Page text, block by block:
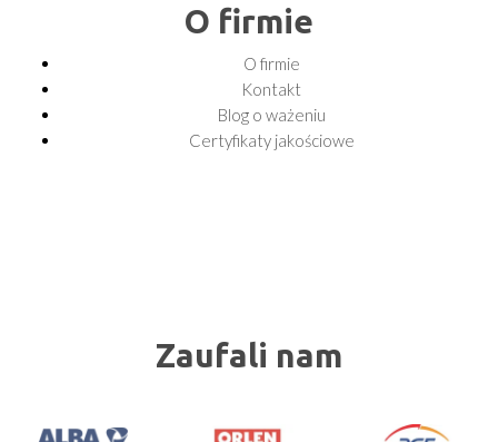
O firmie
O firmie
Kontakt
Blog o ważeniu
Certyfikaty jakościowe
Zaufali nam